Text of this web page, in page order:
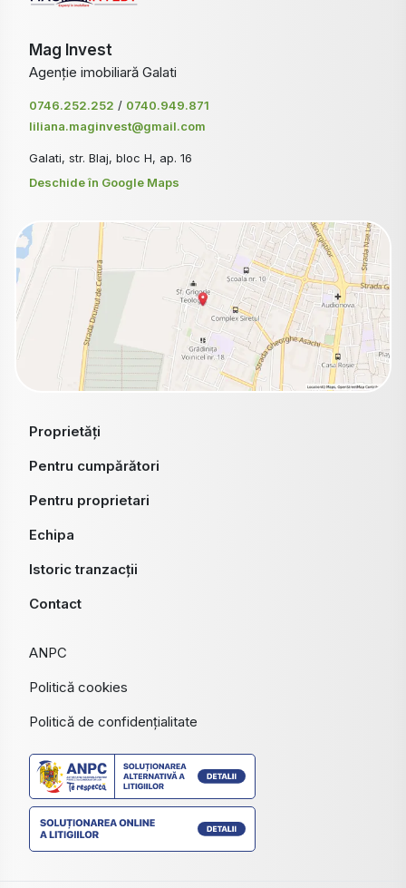
Mag Invest
Agenție imobiliară Galati
0746.252.252 / 0740.949.871
liliana.maginvest@gmail.com
Galati, str. Blaj, bloc H, ap. 16
Deschide în Google Maps
Proprietăți
Pentru cumpărători
Pentru proprietari
Echipa
Istoric tranzacții
Contact
ANPC
Politică cookies
Politică de confidențialitate